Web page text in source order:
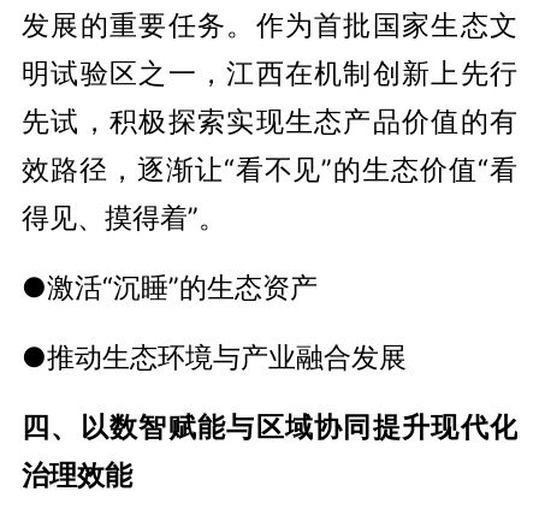
发展的重要任务。作为首批国家生态文
明试验区之一，江西在机制创新上先行
先试，积极探索实现生态产品价值的有
效路径，逐渐让“看不见”的生态价值“看
得见、摸得着”。
●激活“沉睡”的生态资产
●推动生态环境与产业融合发展
四、以数智赋能与区域协同提升现代化
治理效能